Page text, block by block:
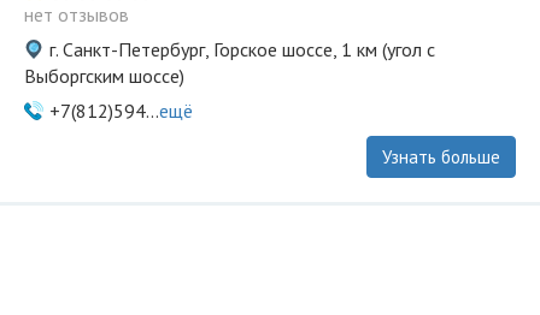
нет отзывов
г. Санкт-Петербург, Горское шоссе, 1 км (угол с
Выборгским шоссе)
+7(812)594...ещё
Узнать больше